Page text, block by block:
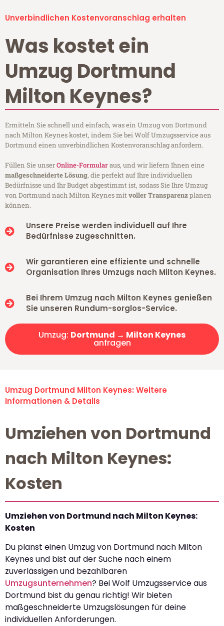
Unverbindlichen Kostenvoranschlag erhalten
Was kostet ein
Umzug Dortmund
Milton Keynes?
Ermitteln Sie schnell und einfach, was ein Umzug von Dortmund
nach Milton Keynes kostet, indem Sie bei Wolf Umzugsservice aus
Dortmund einen unverbindlichen Kostenvoranschlag anfordern.
Füllen Sie unserOnline-Formularaus, und wir liefern Ihnen eine
maßgeschneiderte Lösung, die perfekt auf Ihre individuellen
Bedürfnisse und Ihr Budget abgestimmt ist, sodass Sie Ihre Umzug
von Dortmund nach Milton Keynes mitvoller Transparenzplanen
können.
Unsere Preise werden individuell auf Ihre
Bedürfnisse zugeschnitten.
Wir garantieren eine effiziente und schnelle
Organisation Ihres Umzugs nach Milton Keynes.
Bei Ihrem Umzug nach Milton Keynes genießen
Sie unseren Rundum-sorglos-Service.
Umzug: Dortmund → Milton Keynes
anfragen
Umzug Dortmund Milton Keynes: Weitere
Informationen & Details
Umziehen von Dortmund
nach Milton Keynes:
Kosten
Umziehen von Dortmund nach Milton Keynes:
Kosten
Du planst einen Umzug von Dortmund nach Milton
Keynes und bist auf der Suche nach einem
zuverlässigen und bezahlbaren
Umzugsunternehmen? Bei Wolf Umzugsservice aus
Dortmund bist du genau richtig! Wir bieten
maßgeschneiderte Umzugslösungen für deine
individuellen Anforderungen.